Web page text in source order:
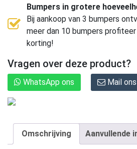
Bumpers in grotere
Bij aankoop van 3 bumpers
meer dan 10 bumpers
korting!
Vragen over deze product?
WhatsApp ons Mail ons
Omschrijving Aanvullende